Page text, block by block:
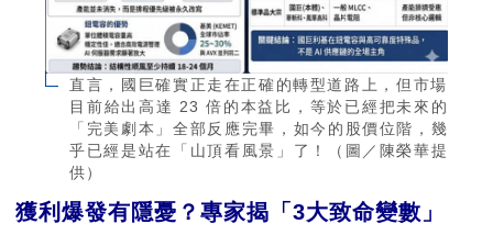
直言，國巨確實正走在正確的轉型道路上，但市場
目前給出高達 23 倍的本益比，等於已經把未來的
「完美劇本」全部反應完畢，如今的股價位階，幾
乎已經是站在「山頂看風景」了！（圖／陳榮華提
供）
獲利爆發有隱憂？專家揭「3大致命變數」